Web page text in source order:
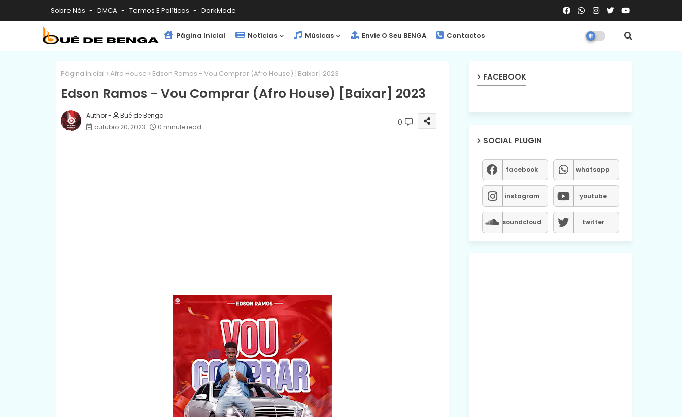
Sobre Nós DMCA Termos E Políticas DarkMode
Página Inicial Notícias Músicas Envie O Seu BENGA Contactos
Página inicial Afro House Edson Ramos - Vou Comprar (Afro House) [Baixar] 2023
Edson Ramos - Vou Comprar (Afro House) [Baixar] 2023
Bué de Benga
outubro 20, 2023
0 minute read 0
FACEBOOK
SOCIAL PLUGIN
facebook whatsapp
instagram youtube
soundcloud twitter